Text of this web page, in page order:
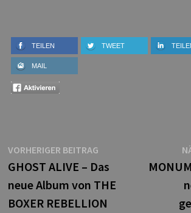
TEILEN TWEET
MAIL
Beitragsnavigation
VORHERIGER BEITRAGVorheriger
Beitrag:
GHOST ALIVE – Das
neue Album von THE
BOXER REBELLION